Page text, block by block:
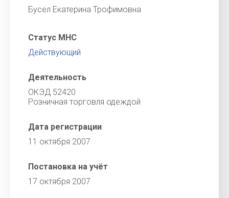
Бусел Екатерина Трофимовна
Статус МНС
Действующий
Деятельность
ОКЭД 52420
Розничная торговля одеждой
Дата регистрации
11 октября 2007
Постановка на учёт
17 октября 2007